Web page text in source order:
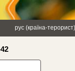
Політика
рус (країна-терорист)